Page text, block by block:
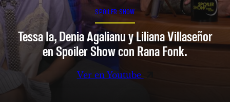
SPOILER SHOW
Tessa Ia, Denia Agalianu y Liliana Villaseñor
en Spoiler Show con Rana Fonk.
Ver en Youtube